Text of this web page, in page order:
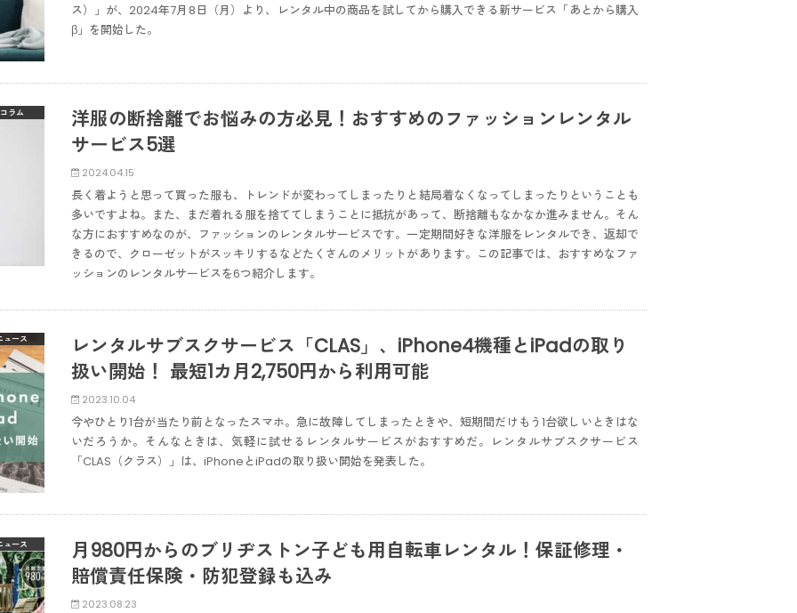
ス）」が、2024年7月8日（月）より、レンタル中の商品を試してから購入できる新サービス「あとから購入
β」を開始した。
コラム
洋服の断捨離でお悩みの方必見！おすすめのファッションレンタル
サービス5選
2024.04.15
長く着ようと思って買った服も、トレンドが変わってしまったりと結局着なくなってしまったりということも
多いですよね。また、まだ着れる服を捨ててしまうことに抵抗があって、断捨離もなかなか進みません。そん
な方におすすめなのが、ファッションのレンタルサービスです。一定期間好きな洋服をレンタルでき、返却で
きるので、クローゼットがスッキリするなどたくさんのメリットがあります。この記事では、おすすめなファ
ッションのレンタルサービスを6つ紹介します。
ュース
レンタルサブスクサービス「CLAS」、iPhone4機種とiPadの取り
扱い開始！ 最短1カ月2,750円から利用可能
2023.10.04
今やひとり1台が当たり前となったスマホ。急に故障してしまったときや、短期間だけもう1台欲しいときはな
いだろうか。そんなときは、気軽に試せるレンタルサービスがおすすめだ。レンタルサブスクサービス
「CLAS（クラス）」は、iPhoneとiPadの取り扱い開始を発表した。
ュース
月980円からのブリヂストン子ども用自転車レンタル！保証修理・
賠償責任保険・防犯登録も込み
2023.08.23